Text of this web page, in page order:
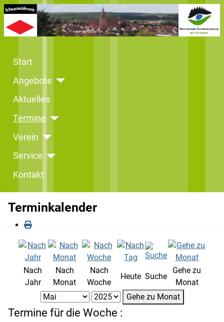
Start
Angebote
Aktuelles
Termine
Verein
Service
Kontakt
Terminkalender
Nach
Jahr
Nach
Monat
Nach
Woche
Heute Suche
Gehe zu
Monat
Gehe zu Monat
Termine für die Woche :